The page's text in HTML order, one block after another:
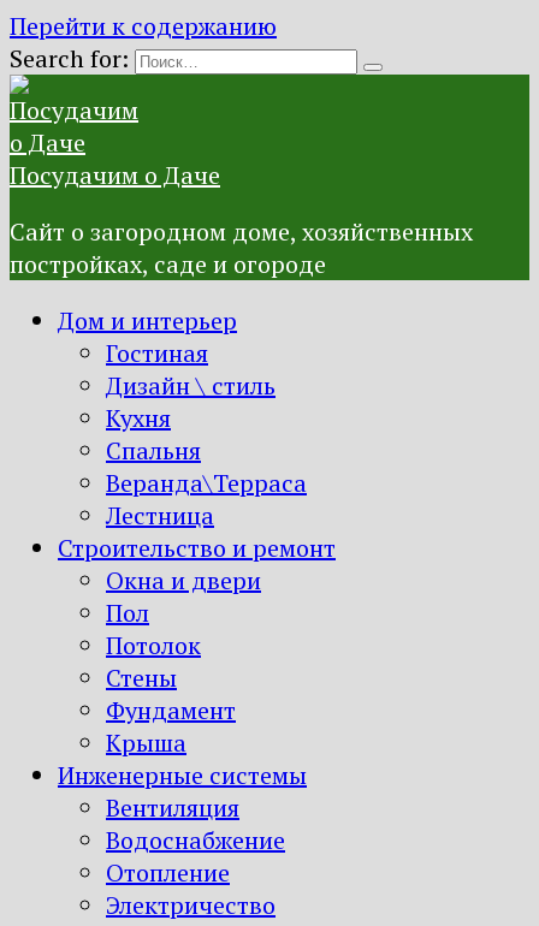
Перейти к содержанию
Search for:
Посудачим о Даче
Сайт о загородном доме, хозяйственных
постройках, саде и огороде
Дом и интерьер
Гостиная
Дизайн \ стиль
Кухня
Спальня
Веранда\Терраса
Лестница
Строительство и ремонт
Окна и двери
Пол
Потолок
Стены
Фундамент
Крыша
Инженерные системы
Вентиляция
Водоснабжение
Отопление
Электричество